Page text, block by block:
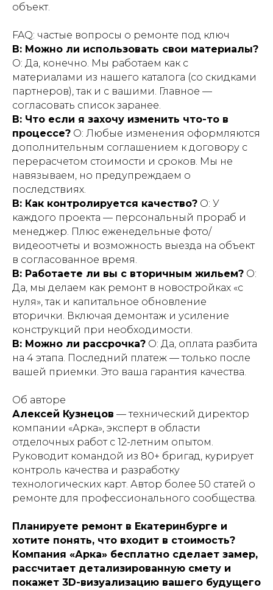
объект.
FAQ: частые вопросы о ремонте под ключ
В: Можно ли использовать свои материалы?
О: Да, конечно. Мы работаем как с
материалами из нашего каталога (со скидками
партнеров), так и с вашими. Главное —
согласовать список заранее.
В: Что если я захочу изменить что-то в
процессе? О: Любые изменения оформляются
дополнительным соглашением к договору с
перерасчетом стоимости и сроков. Мы не
навязываем, но предупреждаем о
последствиях.
В: Как контролируется качество? О: У
каждого проекта — персональный прораб и
менеджер. Плюс еженедельные фото/
видеоотчеты и возможность выезда на объект
в согласованное время.
В: Работаете ли вы с вторичным жильем? О:
Да, мы делаем как ремонт в новостройках «с
нуля», так и капитальное обновление
вторички. Включая демонтаж и усиление
конструкций при необходимости.
В: Можно ли рассрочка? О: Да, оплата разбита
на 4 этапа. Последний платеж — только после
вашей приемки. Это ваша гарантия качества.
Об авторе
Алексей Кузнецов — технический директор
компании «Арка», эксперт в области
отделочных работ с 12-летним опытом.
Руководит командой из 80+ бригад, курирует
контроль качества и разработку
технологических карт. Автор более 50 статей о
ремонте для профессионального сообщества.
Планируете ремонт в Екатеринбурге и
хотите понять, что входит в стоимость?
Компания «Арка» бесплатно сделает замер,
рассчитает детализированную смету и
покажет 3D-визуализацию вашего будущего